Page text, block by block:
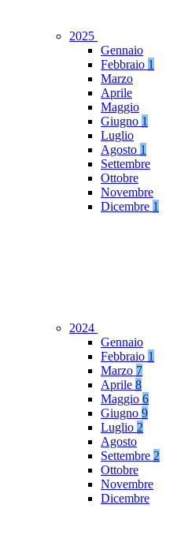
2025
Gennaio
Febbraio 1
Marzo
Aprile
Maggio
Giugno 1
Luglio
Agosto 1
Settembre
Ottobre
Novembre
Dicembre 1
2024
Gennaio
Febbraio 1
Marzo 7
Aprile 8
Maggio 6
Giugno 9
Luglio 2
Agosto
Settembre 2
Ottobre
Novembre
Dicembre